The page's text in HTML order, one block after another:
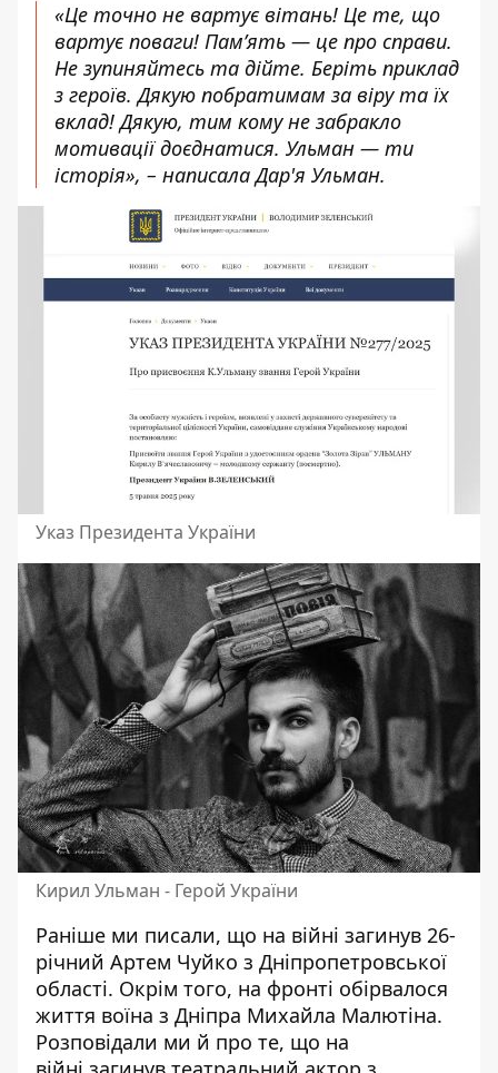
«Це точно не вартує вітань! Це те, що
вартує поваги! Памʼять — це про справи.
Не зупиняйтесь та дійте. Беріть приклад
з героїв. Дякую побратимам за віру та їх
вклад! Дякую, тим кому не забракло
мотивації доєднатися. Ульман — ти
історія», – написала Дар'я Ульман.
Указ Президента України
Кирил Ульман - Герой України
Раніше ми писали, що на війні загинув 26-
річний Артем Чуйко з Дніпропетровської
області. Окрім того, на фронті обірвалося
життя воїна з Дніпра Михайла Малютіна.
Розповідали ми й про те, що на